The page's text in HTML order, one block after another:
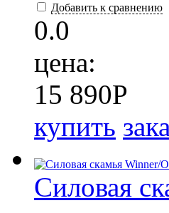
Добавить к сравнению
0.0
цена:
15 890P
купить
Силовая